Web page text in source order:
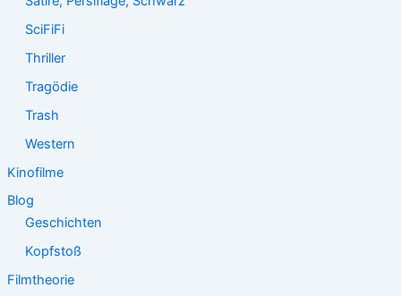
SciFiFi
Thriller
Tragödie
Trash
Western
Kinofilme
Blog
Geschichten
Kopfstoß
Filmtheorie